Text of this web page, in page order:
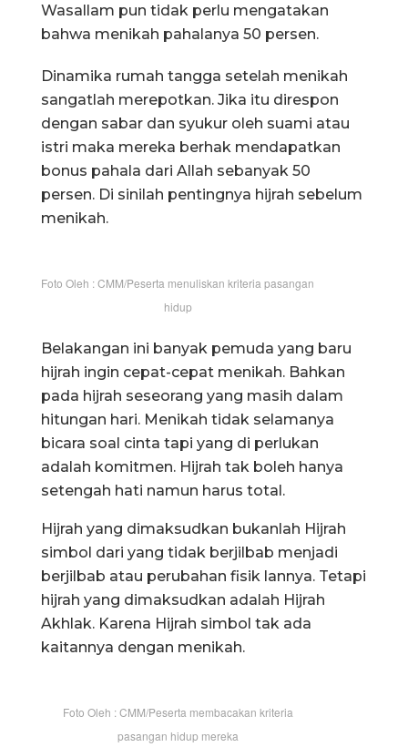
Wasallam pun tidak perlu mengatakan
bahwa menikah pahalanya 50 persen.
Dinamika rumah tangga setelah menikah
sangatlah merepotkan. Jika itu direspon
dengan sabar dan syukur oleh suami atau
istri maka mereka berhak mendapatkan
bonus pahala dari Allah sebanyak 50
persen. Di sinilah pentingnya hijrah sebelum
menikah.
Foto Oleh : CMM/Peserta menuliskan kriteria pasangan
hidup
Belakangan ini banyak pemuda yang baru
hijrah ingin cepat-cepat menikah. Bahkan
pada hijrah seseorang yang masih dalam
hitungan hari. Menikah tidak selamanya
bicara soal cinta tapi yang di perlukan
adalah komitmen. Hijrah tak boleh hanya
setengah hati namun harus total.
Hijrah yang dimaksudkan bukanlah Hijrah
simbol dari yang tidak berjilbab menjadi
berjilbab atau perubahan fisik lannya. Tetapi
hijrah yang dimaksudkan adalah Hijrah
Akhlak. Karena Hijrah simbol tak ada
kaitannya dengan menikah.
Foto Oleh : CMM/Peserta membacakan kriteria
pasangan hidup mereka